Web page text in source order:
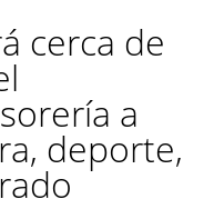
cerca de
a
deporte,